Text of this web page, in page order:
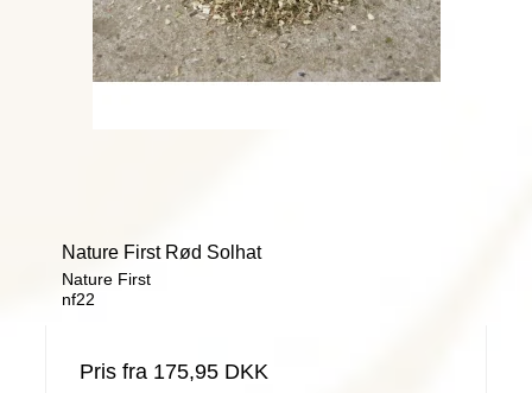
Nature First Rød Solhat
Nature First
nf22
Pris fra 175,95 DKK